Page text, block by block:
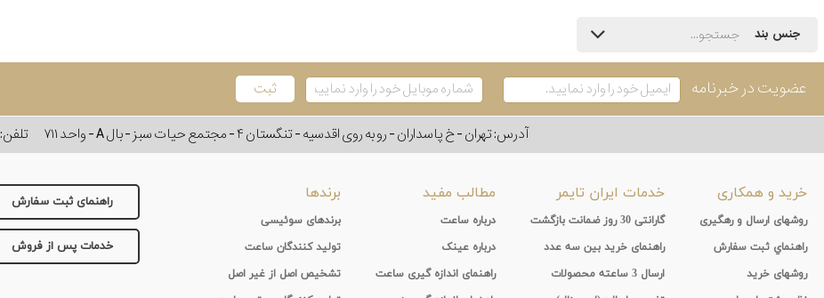
جنس بند
عضویت در خبرنامه
آدرس: تهران - خ پاسداران - رو به روی اقدسیه - تنگستان ۴ - مجتمع حیات سبز - بال A - واحد ۷۱۱ تلفن:
راهنمای ثبت سفارش
خدمات پس از فروش
خرید و همکاری
روشهای ارسال و رهگیری
راهنماي ثبت سفارش
روشهای خرید
خدمات ایران تایمر
گارانتی 30 روز ضمانت بازگشت
راهنمای خرید بین سه عدد
ارسال 3 ساعته محصولات
مطالب مفید
درباره ساعت
درباره عینک
راهنمای اندازه گیری ساعت
برندها
برندهای سوئیسی
تولید کنندگان ساعت
تشخیص اصل از غیر اصل